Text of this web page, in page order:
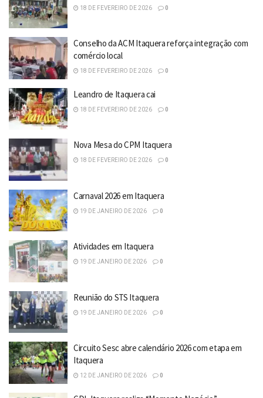
18 DE FEVEREIRO DE 2026 0
Conselho da ACM Itaquera reforça integração com
comércio local
18 DE FEVEREIRO DE 2026 0
Leandro de Itaquera cai
18 DE FEVEREIRO DE 2026 0
Nova Mesa do CPM Itaquera
18 DE FEVEREIRO DE 2026 0
Carnaval 2026 em Itaquera
19 DE JANEIRO DE 2026 0
Atividades em Itaquera
19 DE JANEIRO DE 2026 0
Reunião do STS Itaquera
19 DE JANEIRO DE 2026 0
Circuito Sesc abre calendário 2026 com etapa em
Itaquera
12 DE JANEIRO DE 2026 0